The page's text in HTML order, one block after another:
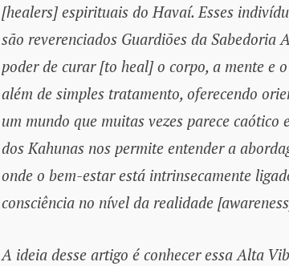
[healers] espirituais do Havaí. Esses
são reverenciados Guardiões da Sabedoria
poder de curar [to heal] o corpo, a mente e
além de simples tratamento, oferecendo
um mundo que muitas vezes parece caótico
dos Kahunas nos permite entender a
onde o bem-estar está intrinsecamente
consciência no nível da realidade
A ideia desse artigo é conhecer essa Alta